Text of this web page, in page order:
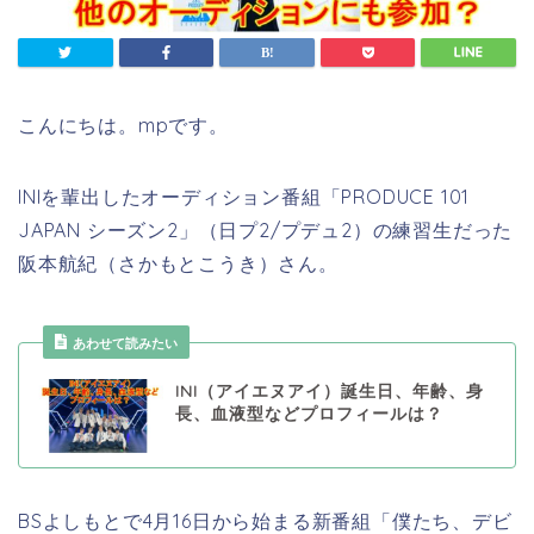
こんにちは。mpです。
INIを輩出したオーディション番組「PRODUCE 101
JAPAN シーズン2」（日プ2/プデュ2）の練習生だった
阪本航紀（さかもとこうき）さん。
あわせて読みたい
INI（アイエヌアイ）誕生日、年齢、身
長、血液型などプロフィールは？
BSよしもとで4月16日から始まる新番組「僕たち、デビ